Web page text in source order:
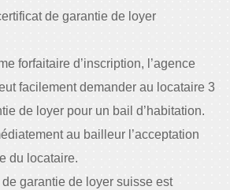
de garantie de loyer
forfaitaire d’inscription, l’agence
facilement demander au locataire 3
de loyer pour un bail d’habitation.
au bailleur l’acceptation
du locataire.
de garantie de loyer suisse est